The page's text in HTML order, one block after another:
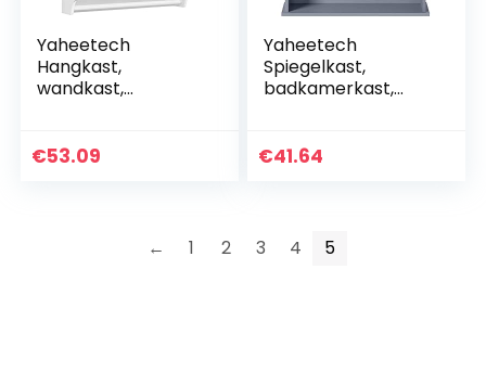
Yaheetech
Hangkast,
wandkast,
badkamerkast,
€53.09
Yaheetech
Spiegelkast,
badkamerkast,
badkamerspiegel
€41.64
← 1 2 3 4 5